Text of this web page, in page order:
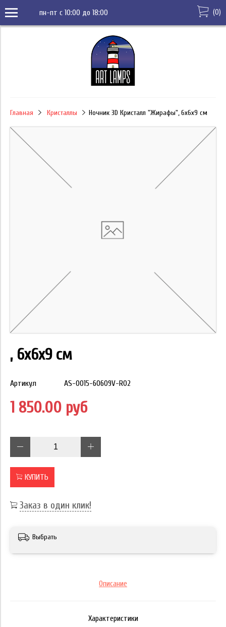
пн-пт с 10:00 до 18:00 (0)
Главная Кристаллы Ночник 3D Кристалл "Жирафы", 6x6x9 см
, 6x6x9 см
Артикул AS-0015-60609V-R02
1 850.00 руб
КУПИТЬ
Заказ в один клик!
Выбрать
Описание
Характеристики